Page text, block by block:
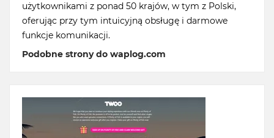
użytkownikami z ponad 50 krajów, w tym z Polski,
oferując przy tym intuicyjną obsługę i darmowe
funkcje komunikacji.
Podobne strony do waplog.com